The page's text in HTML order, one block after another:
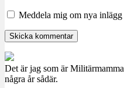
Meddela mig om nya inlägg
Det är jag som är
några år sådär.